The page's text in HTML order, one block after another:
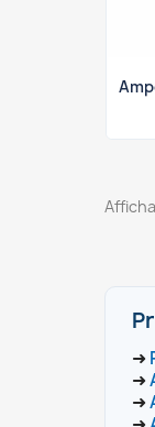
➜
➜
➜